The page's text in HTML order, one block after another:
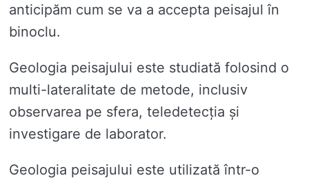
anticipăm cum se va a accepta peisajul în
binoclu.
Geologia peisajului este studiată folosind o
multi-lateralitate de metode, inclusiv
observarea pe sfera, teledetecția și
investigare de laborator.
Geologia peisajului este utilizată într-o